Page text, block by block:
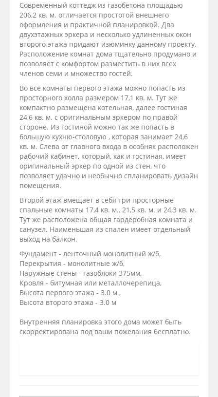
Современный коттедж из газобетона площадью
206,2 кв. м. отличается простотой внешнего
оформления и практичной планировкой. Два
двухэтажных эркера и несколько удлиненных окон
второго этажа придают изюминку данному проекту.
Расположение комнат дома тщательно продумано и
позволяет с комфортом разместить в них всех
членов семи и множество гостей.
Во все комнаты первого этажа можно попасть из
просторного холла размером 17,1 кв. м. Тут же
компактно размещена котельная, далее гостиная
24,6 кв. м. с оригинальным эркером по правой
стороне. Из гостиной можно так же попасть в
большую кухню-столовую , которая занимает 24,6
кв. м. Слева от главного входа в особняк расположен
рабочий кабинет, который, как и гостиная, имеет
оригинальный эркер по одной из стен, что
позволяет удачно и необычно спланировать дизайн
помещения.
Второй этаж вмещает в себя три просторные
спальные комнаты 17,4 кв. м., 21,5 кв. м. и 24,3 кв. м.
Тут же расположена общая гардеробная комната и
санузел. Наименьшая из спален имеет отдельный
выход на балкон.
Фундамент - ленточный монолитный ж/б,
Перекрытия - монолитные ж/б,
Наружные стены - газоблоки 375мм,
Кровля - битумная или металлочерепица,
Высота первого этажа - 3.0 м ,
Высота второго этажа - 3.0 м
Внутренняя планировка этого дома может быть
скорректирована под ваши пожелания бесплатно.